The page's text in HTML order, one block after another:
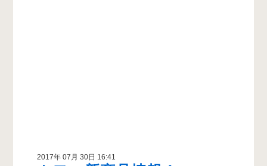
2017年 07月 30日 16:41